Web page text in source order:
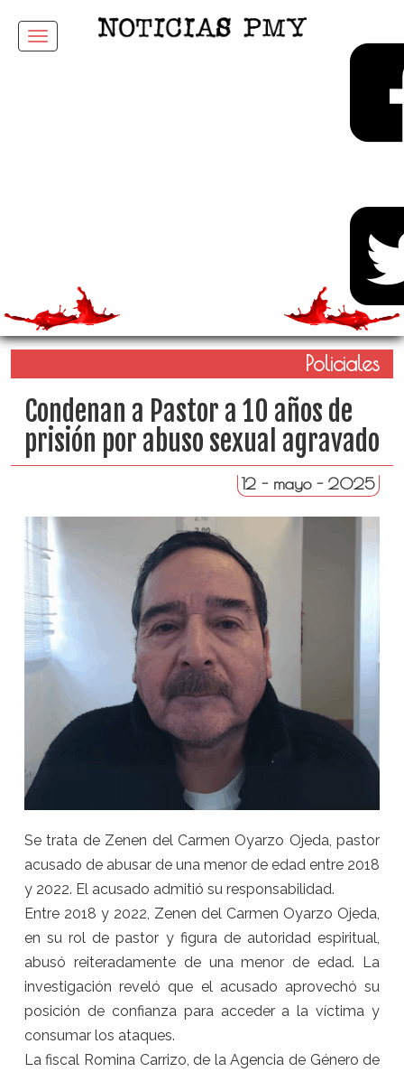
Menu
Policiales
Condenan a Pastor a 10 años de
prisión por abuso sexual agravado
12 - mayo - 2025
Se trata de Zenen del Carmen Oyarzo Ojeda, pastor
acusado de abusar de una menor de edad entre 2018
y 2022. El acusado admitió su responsabilidad.
Entre 2018 y 2022, Zenen del Carmen Oyarzo Ojeda,
en su rol de pastor y figura de autoridad espiritual,
abusó reiteradamente de una menor de edad. La
investigación reveló que el acusado aprovechó su
posición de confianza para acceder a la víctima y
consumar los ataques.
La fiscal Romina Carrizo, de la Agencia de Género de